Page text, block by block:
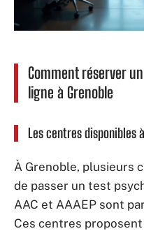
Comment réserver
ligne à Grenoble
Les centres disponibles
À Grenoble, plusieurs
de passer un test
AAC et AAAEP sont
Ces centres